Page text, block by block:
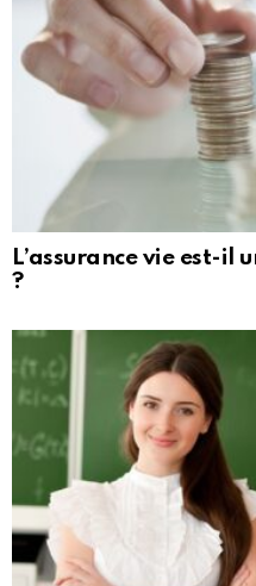
L’assurance vie est-il
?